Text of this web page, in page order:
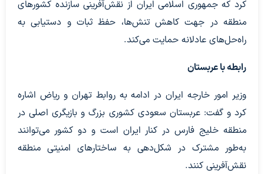
کرد که جمهوری اسلامی ایران از نقش‌آفرینی سازنده کشورهای
منطقه در جهت کاهش تنش‌ها، حفظ ثبات و دستیابی به
راه‌حل‌های عادلانه حمایت می‌کند.
رابطه با عربستان
وزیر امور خارجه ایران در ادامه به روابط تهران و ریاض اشاره
کرد و گفت: عربستان سعودی کشوری بزرگ و بازیگری اصلی در
منطقه خلیج فارس در کنار ایران است و دو کشور می‌توانند
به‌طور مشترک در شکل‌دهی به ساختارهای امنیتی منطقه
نقش‌آفرینی کنند.